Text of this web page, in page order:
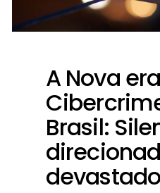
A Nova
Brasil: